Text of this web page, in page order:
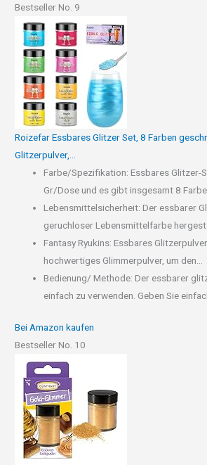
Bestseller No. 9
Roizefar Essbares Glitzer Set, 8 Farben
Glitzerpulver,...
Farbe/Spezifikation: Essbares Glitzer-
Gr/Dose und es gibt insgesamt 8
Lebensmittelsicherheit: Der essbarer
geruchloser Lebensmittelfarbe
Fantasy Ryukins: Essbares
hochwertiges Glimmerpulver, um den...
Bedienung/ Methode: Der essbarer
einfach zu verwenden. Geben Sie
Bei Amazon kaufen
Bestseller No. 10